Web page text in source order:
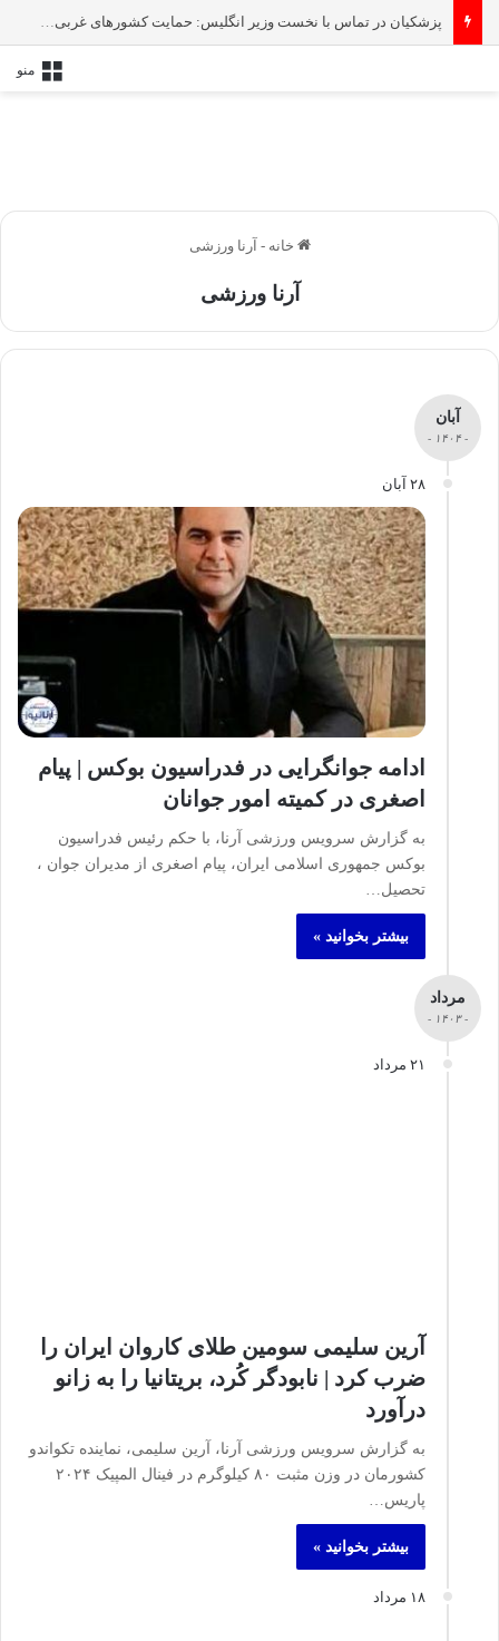
پزشکیان در تماس با نخست‌ وزیر انگلیس: حمایت کشور‌های غربی از رژیم صهیونیستی امنیت منطقه و جهان را به خطر انداخته است
منو
خانه - آرنا ورزشی
آرنا ورزشی
آبان
- ۱۴۰۴ -
۲۸ آبان
ادامه جوانگرایی در فدراسیون بوکس | پیام
اصغری در کمیته امور جوانان
به گزارش سرویس ورزشی آرنا، با حکم رئیس فدراسیون
بوکس جمهوری اسلامی ایران، پیام اصغری از مدیران جوان ،
تحصیل…
بیشتر بخوانید »
مرداد
- ۱۴۰۳ -
۲۱ مرداد
آرین سلیمی سومین طلای کاروان ایران را
ضرب کرد | نابودگر کُرد، بریتانیا را به زانو
درآورد
به گزارش سرویس ورزشی آرنا، آرین سلیمی، نماینده تکواندو
کشورمان در وزن مثبت ۸۰ کیلوگرم در فینال المپیک ۲۰۲۴
پاریس…
بیشتر بخوانید »
۱۸ مرداد